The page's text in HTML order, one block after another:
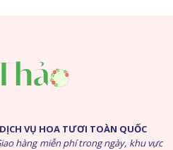
VỤ HOA TƯƠI TOÀN QUỐC
hàng miễn phí trong ngày, khu vực